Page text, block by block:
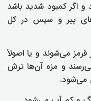
اگر کمبود شدید باشد
پیر و سپس در کل
قرمز می‌شوند و یا اصولاً
و مزه آن‌ها ترش